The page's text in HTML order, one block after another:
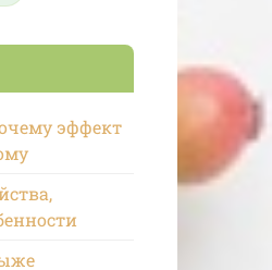
эффект